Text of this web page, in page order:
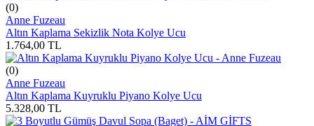
(0)
Anne Fuzeau
Altın Kaplama Sekizlik Nota Kolye Ucu
1.764,00 TL
(0)
Anne Fuzeau
Altın Kaplama Kuyruklu Piyano Kolye Ucu
5.328,00 TL